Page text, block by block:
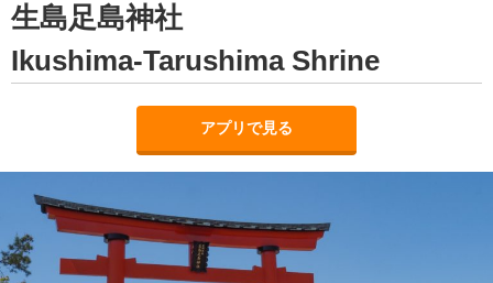
生島足島神社
Ikushima-Tarushima Shrine
アプリで見る